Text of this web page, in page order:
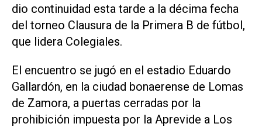
dio continuidad esta tarde a la décima fecha
del torneo Clausura de la Primera B de fútbol,
que lidera Colegiales.
El encuentro se jugó en el estadio Eduardo
Gallardón, en la ciudad bonaerense de Lomas
de Zamora, a puertas cerradas por la
prohibición impuesta por la Aprevide a Los